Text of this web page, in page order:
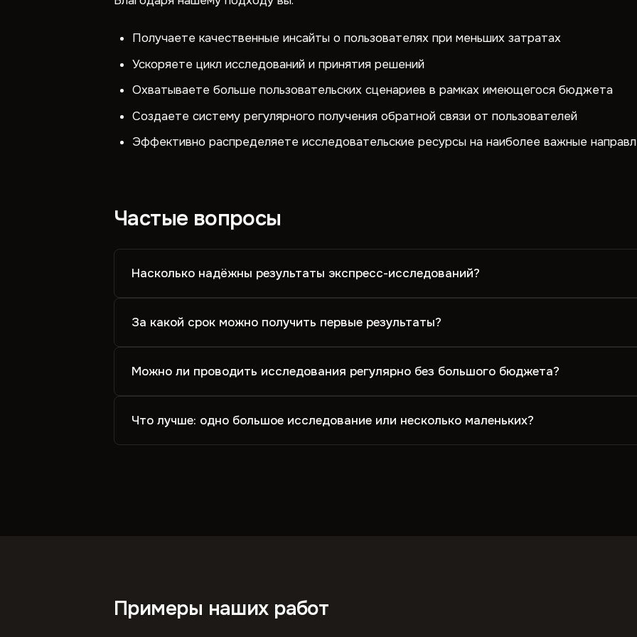
Получаете качественные инсайты о пользователях при меньших затратах
Ускоряете цикл исследований и принятия решений
Охватываете больше пользовательских сценариев в рамках имеющегося бюджета
Создаете систему регулярного получения обратной связи от пользователей
Эффективно распределяете исследовательские ресурсы на наиболее важные
Частые вопросы
Насколько надёжны результаты экспресс-исследований?
За какой срок можно получить первые результаты?
Можно ли проводить исследования регулярно без большого бюджета?
Что лучше: одно большое исследование или несколько маленьких?
Примеры наших работ